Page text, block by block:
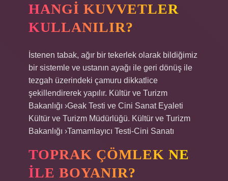
HANGI KUVVETLER
KULLANILIR?
İstenen tabak, ağır bir tekerlek olarak bildiğimiz
bir sistemle ve ustanın ayağı ile geri dönüş ile
tezgah üzerindeki çamuru dikkatlice
şekillendirerek yapılır. Kültür ve Turizm
Bakanlığı ›Geak Testi ve Cini Sanat Eyaleti
Kültür ve Turizm Müdürlüğü. Kültür ve Turizm
Bakanlığı ›Tamamlayıcı Testi-Cini Sanatı
TOPRAK ÇÖMLEK NE
ILE BOYANIR?